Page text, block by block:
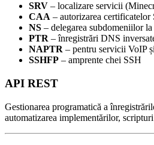
SRV – localizare servicii
CAA – autorizarea certificatelor
NS – delegarea subdomeniilor
PTR – înregistrări DNS
NAPTR – pentru servicii VoIP
SSHFP – amprente chei SSH
API REST
Gestionarea programatică a
automatizarea implementărilor,